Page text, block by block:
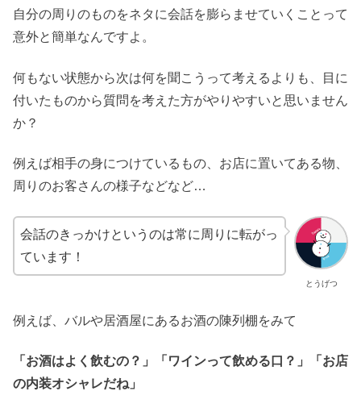
自分の周りのものをネタに会話を膨らませていくことって
意外と簡単なんですよ。
何もない状態から次は何を聞こうって考えるよりも、目に
付いたものから質問を考えた方がやりやすいと思いません
か？
例えば相手の身につけているもの、お店に置いてある物、
周りのお客さんの様子などなど…
とうげつ
会話のきっかけというのは常に周りに転がっ
ています！
例えば、バルや居酒屋にあるお酒の陳列棚をみて
「お酒はよく飲むの？」「ワインって飲める口？」「お店
の内装オシャレだね」